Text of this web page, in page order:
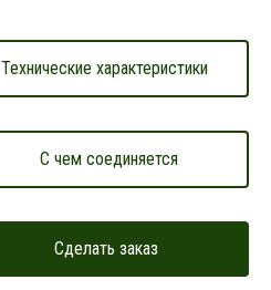
Технические характеристики
С чем соединяется
Сделать заказ